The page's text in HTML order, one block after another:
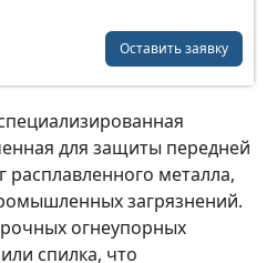
Оставить заявку
для защиты передней
расплавленного металла,
загрязнений.
огнеупорных
спилка, что